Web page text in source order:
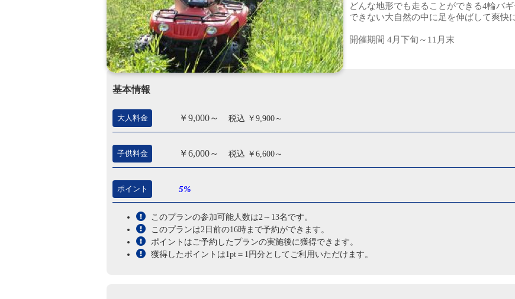
どんな地形でも走ることができる4輪バ
できない大自然の中に足を伸ばして爽快
開催期間 4月下旬～11月末
基本情報
大人料金 ￥9,000～ 税込 ￥9,900～
子供料金 ￥6,000～ 税込 ￥6,600～
ポイント 5%
このプランの参加可能人数は2～13名です。
このプランは2日前の16時まで予約ができます。
ポイントはご予約したプランの実施後に獲得できます。
獲得したポイントは1pt＝1円分としてご利用いただけます。